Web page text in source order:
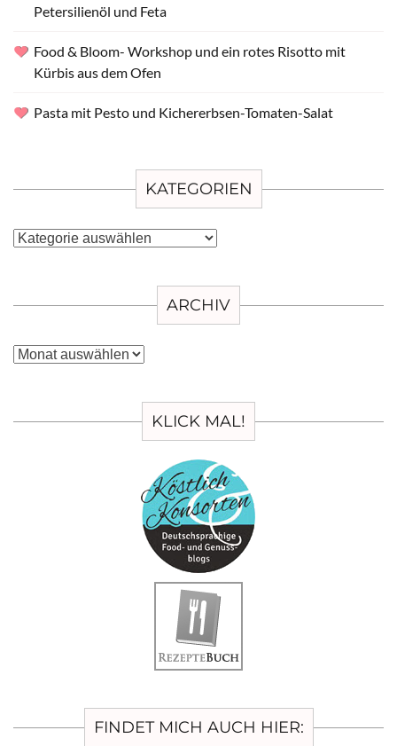
Petersilienöl und Feta
Food & Bloom- Workshop und ein rotes Risotto mit
Kürbis aus dem Ofen
Pasta mit Pesto und Kichererbsen-Tomaten-Salat
KATEGORIEN
Kategorien
ARCHIV
Archiv
KLICK MAL!
FINDET MICH AUCH HIER: